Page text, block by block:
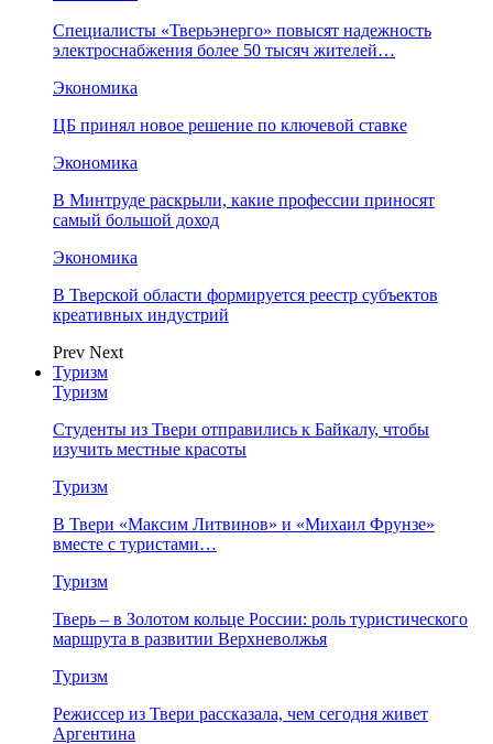
Специалисты «Тверьэнерго» повысят надежность
электроснабжения более 50 тысяч жителей…
Экономика
ЦБ принял новое решение по ключевой ставке
Экономика
В Минтруде раскрыли, какие профессии приносят
самый большой доход
Экономика
В Тверской области формируется реестр субъектов
креативных индустрий
Prev Next
Туризм
Туризм
Студенты из Твери отправились к Байкалу, чтобы
изучить местные красоты
Туризм
В Твери «Максим Литвинов» и «Михаил Фрунзе»
вместе с туристами…
Туризм
Тверь – в Золотом кольце России: роль туристического
маршрута в развитии Верхневолжья
Туризм
Режиссер из Твери рассказала, чем сегодня живет
Аргентина